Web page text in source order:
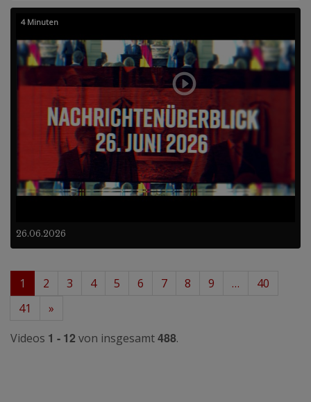
26.06.2026
4 Minuten
1 2 3 4 5 6 7 8 9 …
40
41
»
Videos 1 - 12 von insgesamt488.